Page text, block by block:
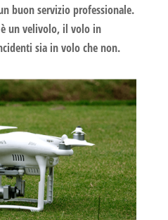
buon servizio professionale.
un velivolo, il volo in
sia in volo che non.